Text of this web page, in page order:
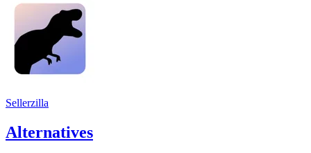
Sellerzilla
Alternatives